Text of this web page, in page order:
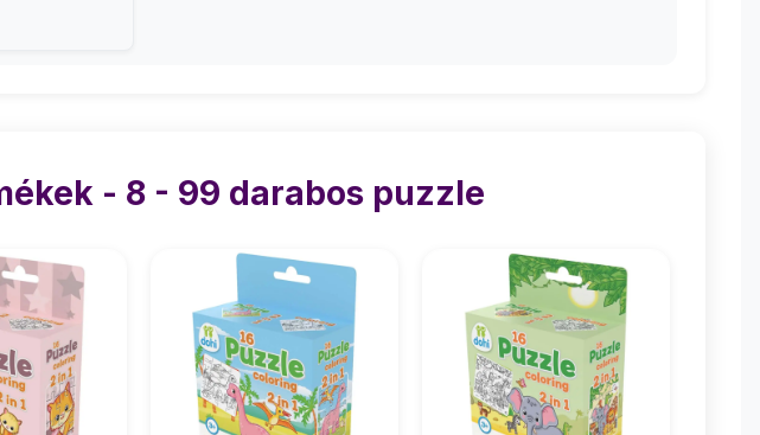
- 8 - 99 darabos puzzle